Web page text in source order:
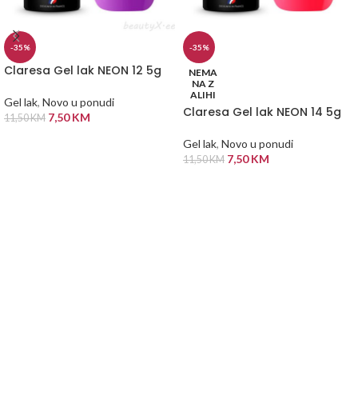
-35%
Claresa Gel lak NEON 12 5g
Gel lak, Novo u ponudi
11,50KM 7,50KM
-35%
NEMA
NA Z
ALIHI
Claresa Gel lak NEON 14 5g
Gel lak, Novo u ponudi
11,50KM 7,50KM